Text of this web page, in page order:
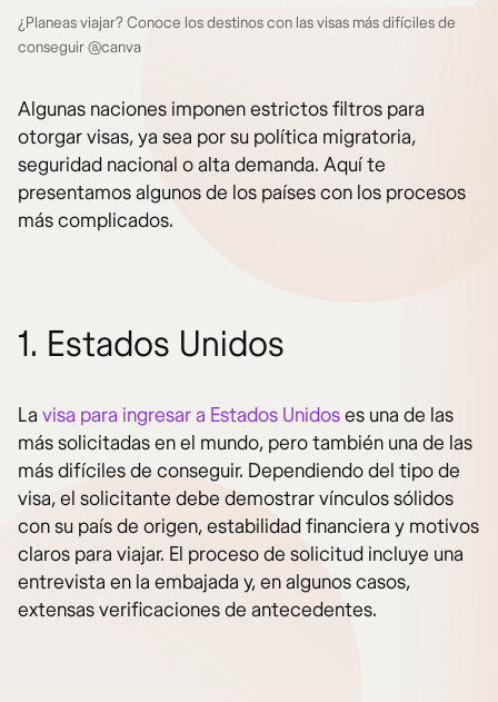
¿Planeas viajar? Conoce los destinos con las visas más difíciles de
conseguir @canva
Algunas naciones imponen estrictos filtros para
otorgar visas, ya sea por su política migratoria,
seguridad nacional o alta demanda. Aquí te
presentamos algunos de los países con los procesos
más complicados.
1. Estados Unidos
La visa para ingresar a Estados Unidoses una de las
más solicitadas en el mundo, pero también una de las
más difíciles de conseguir. Dependiendo del tipo de
visa, el solicitante debe demostrar vínculos sólidos
con su país de origen, estabilidad financiera y motivos
claros para viajar. El proceso de solicitud incluye una
entrevista en la embajada y, en algunos casos,
extensas verificaciones de antecedentes.